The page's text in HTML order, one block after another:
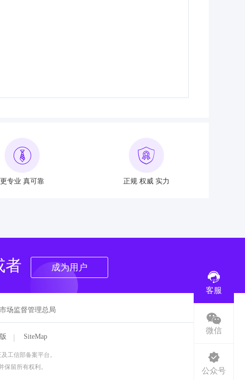
更专业 真可靠 正规 权威 实力
者 成为用户
场监督管理总局
SiteMap
司提供服务
保留所有权利。
客服
微信
公众号